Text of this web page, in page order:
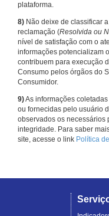
plataforma.
8) Não deixe de classificar
reclamação (Resolvida ou
nível de satisfação com o
informações potencializam
contribuem para execução
Consumo pelos órgãos do
Consumidor.
9)As informações
ou fornecidas pelo usuário
observados os necessários
integridade. Para saber
site, acesse o link Política